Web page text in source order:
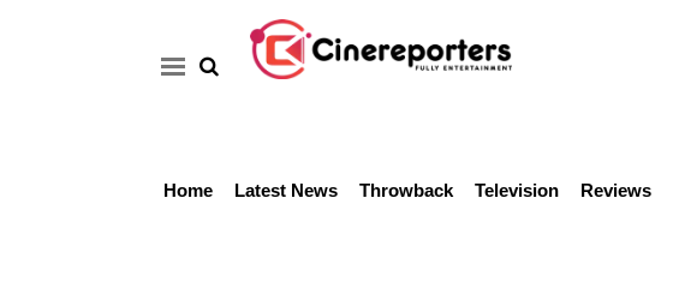
Home Latest News Throwback Television Reviews